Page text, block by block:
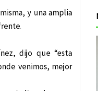
y una amplia
dijo que “esta
venimos, mejor